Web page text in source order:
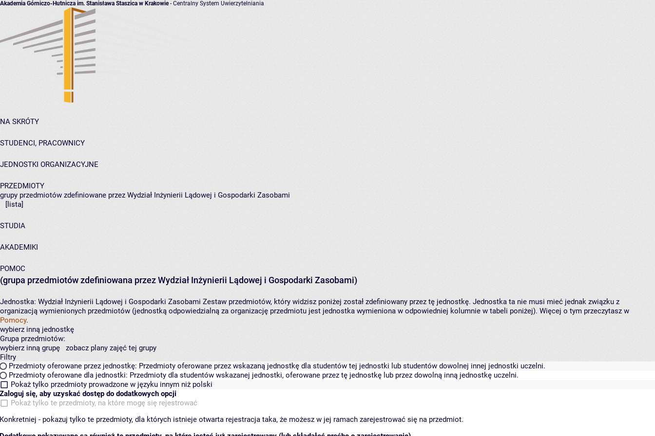
Akademia Górniczo-Hutnicza im. Stanisława Staszica w Krakowie- Centralny System Uwierzytelniania
NA SKRÓTY
STUDENCI, PRACOWNICY
JEDNOSTKI ORGANIZACYJNE
PRZEDMIOTY
grupy przedmiotów zdefiniowane przez Wydział Inżynierii Lądowej i Gospodarki Zasobami
[lista]
STUDIA
AKADEMIKI
POMOC
(grupa przedmiotów zdefiniowana przez Wydział Inżynierii Lądowej i Gospodarki Zasobami)
Jednostka: Wydział Inżynierii Lądowej i Gospodarki Zasobami Zestaw przedmiotów, który widzisz poniżej został zdefiniowany przez tę jednostkę. Jednostka ta nie musi mieć jednak związku z
organizacją wymienionych przedmiotów (jednostką odpowiedzialną za organizację przedmiotu jest jednostka wymieniona w odpowiedniej kolumnie w tabeli poniżej). Więcej o tym przeczytasz w
Pomocy.
wybierz inną jednostkę
Grupa przedmiotów:
wybierz inną grupę
zobacz plany zajęć tej grupy
Filtry
Przedmioty oferowane przez jednostkę: Przedmioty oferowane przez wskazaną jednostkę dla studentów tej jednostki lub studentów dowolnej innej jednostki uczelni.
Przedmioty oferowane dla jednostki: Przedmioty dla studentów wskazanej jednostki, oferowane przez tę jednostkę lub przez dowolną inną jednostkę uczelni.
Pokaż tylko przedmioty prowadzone w języku innym niż polski
Zaloguj się, aby uzyskać dostęp do dodatkowych opcji
Pokaż tylko te przedmioty, na które mogę się rejestrować
Konkretniej - pokazuj tylko te przedmioty, dla których istnieje otwarta rejestracja taka, że możesz w jej ramach zarejestrować się na przedmiot.